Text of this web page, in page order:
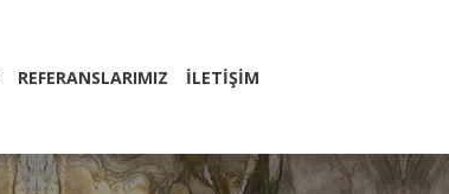
REFERANSLARIMIZ İLETİŞİM